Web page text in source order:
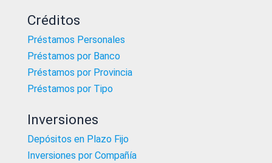
Créditos
Préstamos Personales
Préstamos por Banco
Préstamos por Provincia
Préstamos por Tipo
Inversiones
Depósitos en Plazo Fijo
Inversiones por Compañía